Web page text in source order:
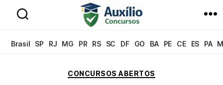
Concursos
Brasil SP RJ MG PR RS SC DF GO BA PE CE ES PA
Categorias
CONCURSOS ABERTOS